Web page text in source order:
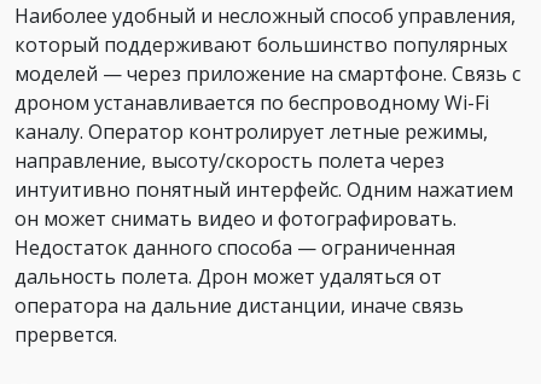
Наиболее удобный и несложный способ управления,
который поддерживают большинство популярных
моделей — через приложение на смартфоне. Связь с
дроном устанавливается по беспроводному Wi-Fi
каналу. Оператор контролирует летные режимы,
направление, высоту/скорость полета через
интуитивно понятный интерфейс. Одним нажатием
он может снимать видео и фотографировать.
Недостаток данного способа — ограниченная
дальность полета. Дрон может удаляться от
оператора на дальние дистанции, иначе связь
прервется.